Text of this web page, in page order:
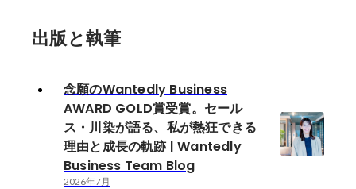
出版と執筆
念願のWantedly Business
AWARD GOLD賞受賞。セール
ス・川染が語る、私が熱狂できる
理由と成長の軌跡 | Wantedly
Business Team Blog
2026年7月